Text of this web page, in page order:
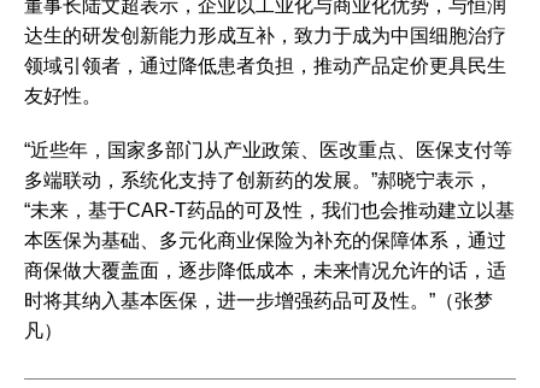
董事长陆文超表示，企业以工业化与商业化优势，与恒润
达生的研发创新能力形成互补，致力于成为中国细胞治疗
领域引领者，通过降低患者负担，推动产品定价更具民生
友好性。
“近些年，国家多部门从‌产业政策、医改重点、医保支付‌等
多端联动，系统化支持了创新药的发展。‌”郝晓宁表示，
“未来，基于CAR-T药品的可及性，我们也会推动建立以‌基
本医保为基础‌、‌多元化商业保险为补充‌的保障体系，通过
商保做大覆盖面，逐步降低成本，未来情况允许的话，适
时将其纳入基本医保，进一步增强药品可及性。”（张梦
凡）